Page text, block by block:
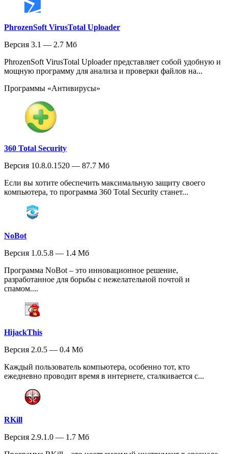
PhrozenSoft VirusTotal Uploader
Версия 3.1 — 2.7 Мб
PhrozenSoft VirusTotal Uploader представляет собой удобную и
мощную программу для анализа и проверки файлов на...
Программы «Антивирусы»
360 Total Security
Версия 10.8.0.1520 — 87.7 Мб
Если вы хотите обеспечить максимальную защиту своего
компьютера, то программа 360 Total Security станет...
NoBot
Версия 1.0.5.8 — 1.4 Мб
Программа NoBot – это инновационное решение,
разработанное для борьбы с нежелательной почтой и
спамом....
HijackThis
Версия 2.0.5 — 0.4 Мб
Каждый пользователь компьютера, особенно тот, кто
ежедневно проводит время в интернете, сталкивается с...
RKill
Версия 2.9.1.0 — 1.7 Мб